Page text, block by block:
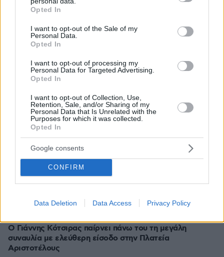
grant or deny consent to Google and its third-party tags to
use your data for below specified purposes in below Google
consent section.
Opted In
I want to opt-out of the Sale of my
Personal Data.
Opted In
I want to opt-out of processing my
Personal Data for Targeted Advertising.
Opted In
I want to opt-out of Collection, Use,
Retention, Sale, and/or Sharing of my
Personal Data that Is Unrelated with the
Purposes for which it was collected.
Opted In
Google consents
CONFIRM
Data Deletion Data Access Privacy Policy
Ο Γιάννης Κότσιρας παίρνει πάνω του τη μεγάλη
συναυλία με ελεύθερη είσοδο στην Πλατεία
Αριστοτέλους